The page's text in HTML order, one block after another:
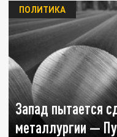
Запад пытается
металлургии —
ПОЛИТИКА